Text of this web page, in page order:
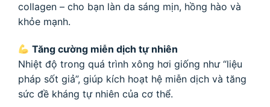
collagen – cho bạn làn da sáng mịn, hồng hào và
khỏe mạnh.
Tăng cường miễn dịch tự nhiên
Nhiệt độ trong quá trình xông hơi giống như “liệu
pháp sốt giả”, giúp kích hoạt hệ miễn dịch và tăng
sức đề kháng tự nhiên của cơ thể.